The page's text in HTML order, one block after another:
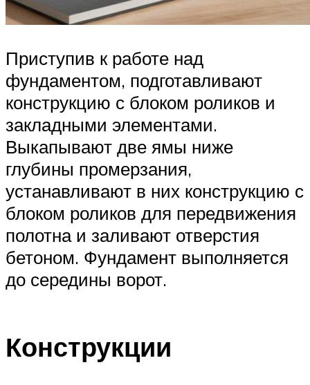
Приступив к работе над
фундаментом, подготавливают
конструкцию с блоком роликов и
закладными элементами.
Выкапывают две ямы ниже
глубины промерзания,
устанавливают в них конструкцию с
блоком роликов для передвижения
полотна и заливают отверстия
бетоном. Фундамент выполняется
до середины ворот.
Конструкции